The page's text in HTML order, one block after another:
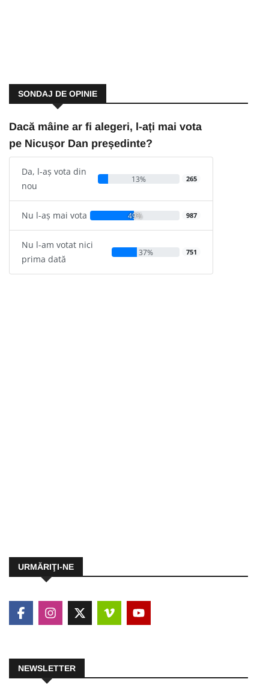
SONDAJ DE OPINIE
Dacă mâine ar fi alegeri, l-ați mai vota
pe Nicușor Dan președinte?
Da, l-aș vota din
nou
13% 265
Nu l-aș mai vota 49% 987
Nu l-am votat nici
prima dată
37% 751
URMĂRIŢI-NE
NEWSLETTER